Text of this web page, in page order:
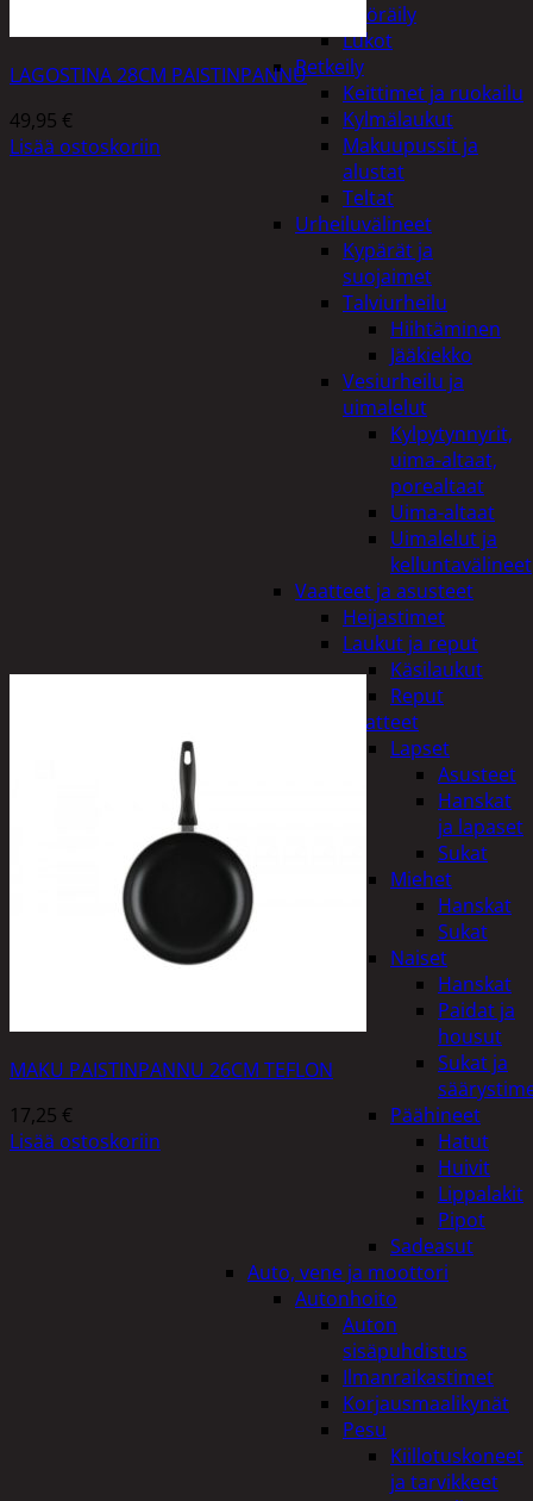
Polkupyöräily
Lukot
Retkeily
Keittimet ja ruokailu
Kylmälaukut
Makuupussit ja
alustat
Teltat
Urheiluvälineet
Kypärät ja
suojaimet
Talviurheilu
Hiihtäminen
Jääkiekko
Vesiurheilu ja
uimalelut
Kylpytynnyrit,
uima-altaat,
porealtaat
Uima-altaat
Uimalelut ja
kelluntavälineet
Vaatteet ja asusteet
Heijastimet
Laukut ja reput
Käsilaukut
Reput
Vaatteet
Lapset
Asusteet
Hanskat
ja lapaset
Sukat
Miehet
Hanskat
Sukat
Naiset
Hanskat
Paidat ja
housut
Sukat ja
Päähineet
Hatut
Huivit
Lippalakit
Pipot
Sadeasut
Auto, vene ja moottori
Autonhoito
Auton
sisäpuhdistus
Ilmanraikastimet
Korjausmaalikynät
Pesu
Kiillotuskoneet
ja tarvikkeet
LAGOSTINA 28CM PAISTINPANNU
49,95 €
Lisää ostoskoriin
MAKU PAISTINPANNU 26CM TEFLON
17,25 €
Lisää ostoskoriin